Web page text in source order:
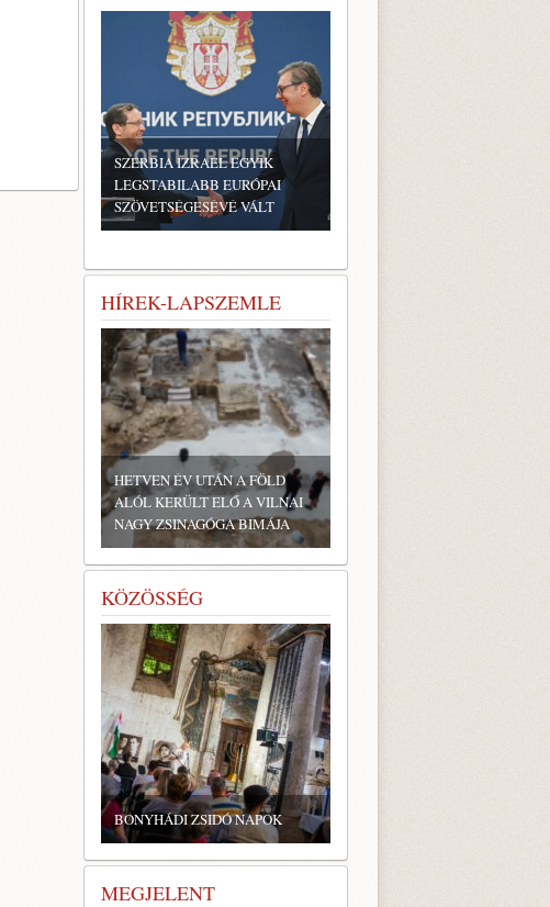
SZERBIA IZRAEL EGYIK
LEGSTABILABB EURÓPAI
SZÖVETSÉGESÉVÉ VÁLT
HÍREK-LAPSZEMLE
HETVEN ÉV UTÁN A FÖLD
ALÓL KERÜLT ELŐ A VILNAI
NAGY ZSINAGÓGA BIMÁJA
KÖZÖSSÉG
BONYHÁDI ZSIDÓ NAPOK
MEGJELENT